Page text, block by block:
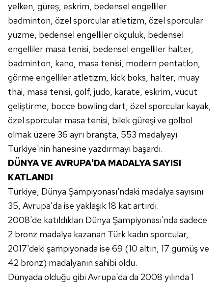
yelken, güreş, eskrim, bedensel engelliler
badminton, özel sporcular atletizm, özel sporcular
yüzme, bedensel engelliler okçuluk, bedensel
engelliler masa tenisi, bedensel engelliler halter,
badminton, kano, masa tenisi, modern pentatlon,
görme engelliler atletizm, kick boks, halter, muay
thai, masa tenisi, golf, judo, karate, eskrim, vücut
geliştirme, bocce bowling dart, özel sporcular kayak,
özel sporcular masa tenisi, bilek güreşi ve golbol
olmak üzere 36 ayrı branşta, 553 madalyayı
Türkiye'nin hanesine yazdırmayı başardı.
DÜNYA VE AVRUPA'DA MADALYA SAYISI
KATLANDI
Türkiye, Dünya Şampiyonası'ndaki madalya sayısını
35, Avrupa'da ise yaklaşık 18 kat artırdı.
2008'de katıldıkları Dünya Şampiyonası'nda sadece
2 bronz madalya kazanan Türk kadın sporcular,
2017'deki şampiyonada ise 69 (10 altın, 17 gümüş ve
42 bronz) madalyanın sahibi oldu.
Dünyada olduğu gibi Avrupa'da da 2008 yılında 1